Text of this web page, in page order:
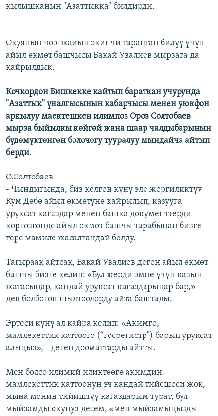
кылышканын "Азаттыкка" билдирди.
Окуянын чоо-жайын экинчи тараптан билүү үчүн
айыл өкмөт башчысы Бакай Увалиев мырзага да
кайрылдык.
Кочкордон Бишкекке кайтып бараткан учурунда
"Азаттык" үналгысынын кабарчысы менен уюкфон
аркылуу маектешкен илимпоз Ороз Солтобаев
мырза быйылкы көйгөй жана шаар чалдыбарынын
бүдөмүктөнгөн болочогу тууралуу мындайча айтып
берди.
О.Солтобаев:
- Чындыгында, биз келген күнү эле жергиликтүү
Кум Дөбө айыл өкмөтүнө кайрылып, казууга
уруксат кагаздар менен башка документтерди
көргөзгөндө айыл өкмөт башчы тарабынан бизге
терс мамиле жасалгандай болду.
Тагыраак айтсак, Бакай Увалиев деген айыл өкмөт
башчы бизге келип: «Бул жерди эмне үчүн казып
жатасыңар, кандай уруксат кагаздарыңар бар,» -
деп болбогон шылтоолорду айта баштады.
Эртеси күнү ал кайра келип: «Акимге,
мамлекеттик каттоого (“госрегистр”) барып уруксат
алыңыз», - деген дооматтарды айтты.
Мен болсо илимий иликтөөгө акимдин,
мамлекеттик каттоонун эч кандай тийешеси жок,
мына менин тийиштүү кагаздарым турат, бул
мыйзамды окуңуз десем, «мен мыйзамыңызды